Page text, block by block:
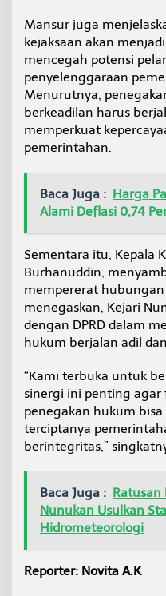
Mansur juga
kejaksaan akan
mencegah potensi
penyelenggaraan
Menurutnya,
berkeadilan harus
memperkuat
pemerintahan.
Baca Juga : Harga
Alami Deflasi 0,74
Sementara itu, Kepala
Burhanuddin,
mempererat
menegaskan, Kejari
dengan DPRD dalam
hukum berjalan adil
“Kami terbuka untuk
sinergi ini penting agar
penegakan hukum
terciptanya
berintegritas,”
Baca Juga : Ratusan
Nunukan Usulkan
Hidrometeorologi
Reporter: Novita A.K